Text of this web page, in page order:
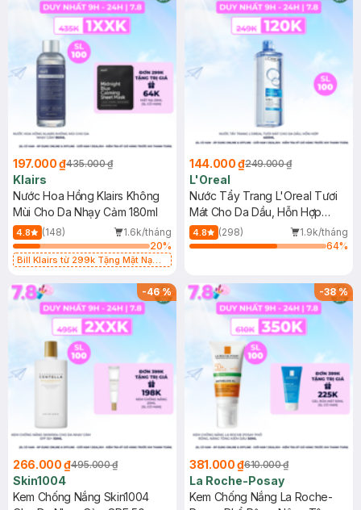
197.000 ₫435.000 ₫
Klairs
Nước Hoa Hồng Klairs Không
Mùi Cho Da Nhạy Cảm 180ml
4.8 (148)
1.6k/tháng
20%
Bill Klairs từ 299k Tặng Mặt Nạ
25ml (SL Có Hạn)
144.000 ₫249.000 ₫
L'Oreal
Nước Tẩy Trang L'Oreal Tươi
Mát Cho Da Dầu, Hỗn Hợp
400ml
4.8 (298)
1.9k/tháng
64%
-46%
266.000 ₫495.000 ₫
Skin1004
Kem Chống Nắng Skin1004
-38%
381.000 ₫610.000 ₫
La Roche-Posay
Kem Chống Nắng La Roche-